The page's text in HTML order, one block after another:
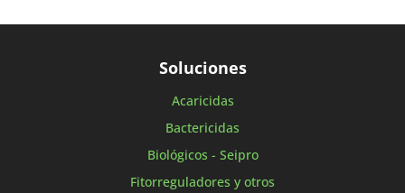
Soluciones
Acaricidas
Bactericidas
Biológicos - Seipro
Fitorreguladores y otros